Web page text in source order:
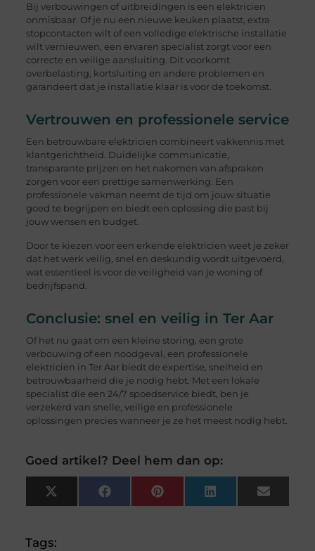
Bij verbouwingen of uitbreidingen is een elektricien
onmisbaar. Of je nu een nieuwe keuken plaatst, extra
stopcontacten wilt of een volledige elektrische installatie
wilt vernieuwen, een ervaren specialist zorgt voor een
correcte en veilige aansluiting. Dit voorkomt
overbelasting, kortsluiting en andere problemen en
garandeert dat je installatie klaar is voor de toekomst.
Vertrouwen en professionele service
Een betrouwbare elektricien combineert vakkennis met
klantgerichtheid. Duidelijke communicatie,
transparante prijzen en het nakomen van afspraken
zorgen voor een prettige samenwerking. Een
professionele vakman neemt de tijd om jouw situatie
goed te begrijpen en biedt een oplossing die past bij
jouw wensen en budget.
Door te kiezen voor een erkende elektricien weet je zeker
dat het werk veilig, snel en deskundig wordt uitgevoerd,
wat essentieel is voor de veiligheid van je woning of
bedrijfspand.
Conclusie: snel en veilig in Ter Aar
Of het nu gaat om een kleine storing, een grote
verbouwing of een noodgeval, een professionele
elektricien in Ter Aar biedt de expertise, snelheid en
betrouwbaarheid die je nodig hebt. Met een lokale
specialist die een 24/7 spoedservice biedt, ben je
verzekerd van snelle, veilige en professionele
oplossingen precies wanneer je ze het meest nodig hebt.
Goed artikel? Deel hem dan op:
X
(Twitter)
FacebookPinterest LinkedIn Email
Tags: